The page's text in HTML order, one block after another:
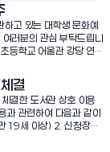
하고 있는 대학생 문화예
컬 서경대학교
결